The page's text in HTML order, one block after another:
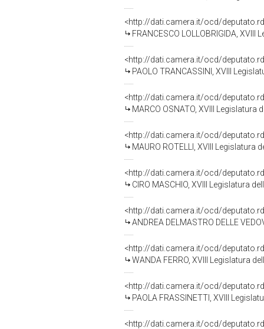
<http://dati.camera.it/ocd/
FRANCESCO LOLLOBRIGIDA,
<http://dati.camera.it/ocd/
PAOLO TRANCASSINI, XVIII
<http://dati.camera.it/ocd/
MARCO OSNATO, XVIII Legislatura
<http://dati.camera.it/ocd/
MAURO ROTELLI, XVIII Legislatura
<http://dati.camera.it/ocd/
CIRO MASCHIO, XVIII Legislatura
<http://dati.camera.it/ocd/
ANDREA DELMASTRO DELLE
<http://dati.camera.it/ocd/
WANDA FERRO, XVIII Legislatura
<http://dati.camera.it/ocd/
PAOLA FRASSINETTI, XVIII
<http://dati.camera.it/ocd/